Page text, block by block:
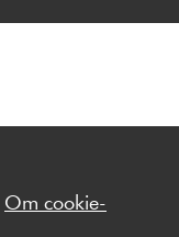
Om cookie-